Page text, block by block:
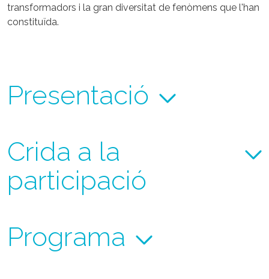
transformadors i la gran diversitat de fenòmens que l'han
constituïda.
Presentació
Crida a la
participació
Programa